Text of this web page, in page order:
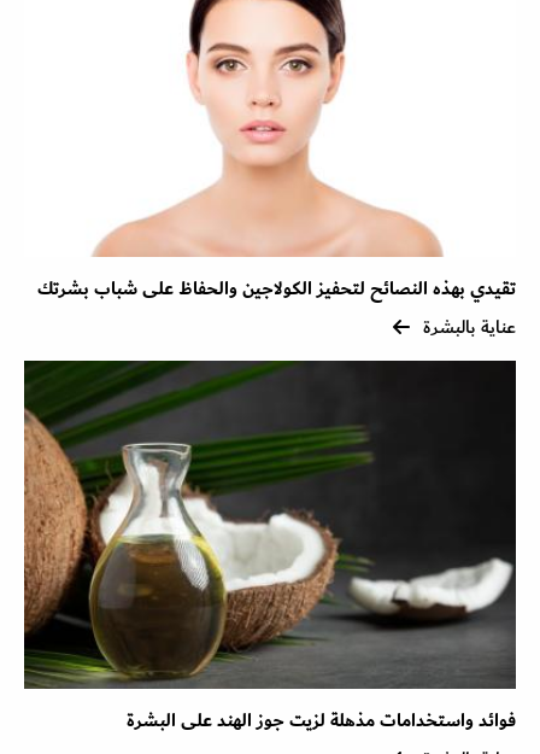
تقيدي بهذه النصائح لتحفيز الكولاجين والحفاظ على شباب بشرتك
عناية بالبشرة
فوائد واستخدامات مذهلة لزيت جوز الهند على البشرة